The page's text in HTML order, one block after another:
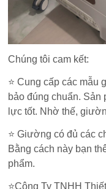
Chúng tôi cam kết:
⭐ Cung cấp các mẫu
bảo đúng chuẩn.
lực tốt. Nhờ thế,
⭐ Giường có đủ các
Bằng cách này bạn
phẩm.
⭐Công Ty TNHH